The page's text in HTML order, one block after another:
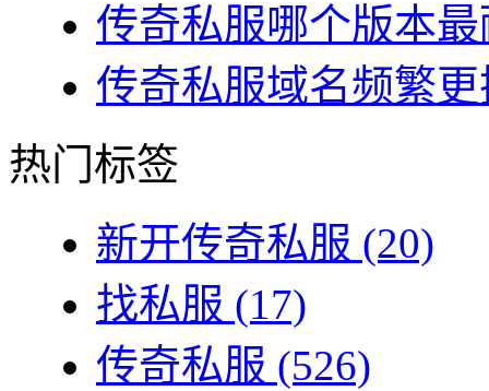
传奇私服哪个版本
传奇私服域名频繁
热门标签
新开传奇私服 (20)
找私服 (17)
传奇私服 (526)